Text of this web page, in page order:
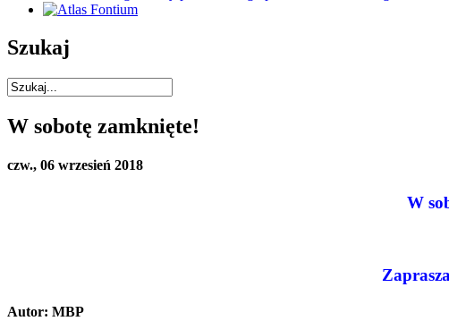
Szukaj
W sobotę zamknięte!
czw., 06 wrzesień 2018
W
Autor: MBP